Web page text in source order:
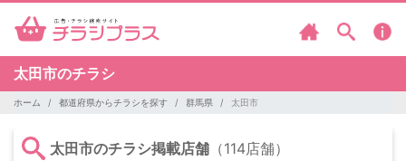
太田市のチラシ
ホーム 都道府県からチラシを探す 群馬県 太田市
太田市のチラシ掲載店舗 （114店舗）